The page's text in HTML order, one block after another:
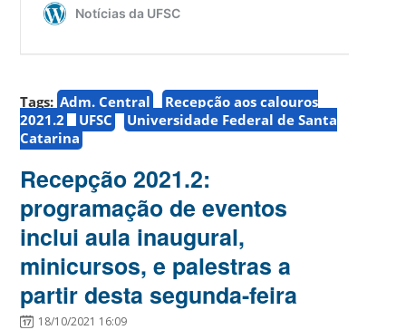
Tags: Adm. Central
Recepção aos calouros
2021.2
UFSC
Universidade Federal de Santa
Catarina
Recepção 2021.2:
programação de eventos
inclui aula inaugural,
minicursos, e palestras a
partir desta segunda-feira
18/10/2021 16:09